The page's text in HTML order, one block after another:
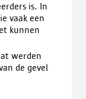
is. In
vaak een
kunnen
werden
de gevel